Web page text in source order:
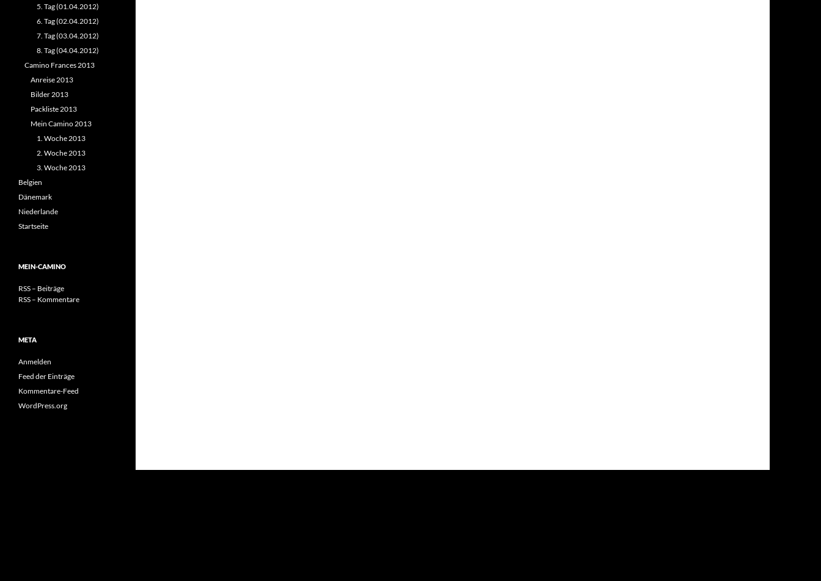
5. Tag (01.04.2012)
6. Tag (02.04.2012)
7. Tag (03.04.2012)
8. Tag (04.04.2012)
Camino Frances 2013
Anreise 2013
Bilder 2013
Packliste 2013
Mein Camino 2013
1. Woche 2013
2. Woche 2013
3. Woche 2013
Belgien
Dänemark
Niederlande
Startseite
MEIN-CAMINO
RSS – Beiträge
RSS – Kommentare
META
Anmelden
Feed der Einträge
Kommentare-Feed
WordPress.org